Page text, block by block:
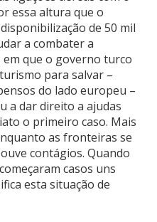
essa altura que o
de 50 mil
a combater a
que o governo turco
para salvar –
do lado europeu –
a dar direito a ajudas
o primeiro caso. Mais
as fronteiras se
contágios. Quando
casos uns
esta situação de